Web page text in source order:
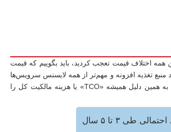
دارد. اگر از این همه اختلاف قیمت تعجب کردید، باید بگوییم که قیمت
تغذیه افزونه و مهم‌تر از همه لایسنس‌ سرویس‌ها
(IPS/AV/URL Filter/Sandbox) و پشتیبانی (۸×۵ یا ۲۴×۷، مدت ۱/۳/۵ سال) روی رقم تمام‌شده اثر می‌گذارند. به‌ همین دلیل همیشه «TCO» یا هزینه مالکیت کل را
طی ۳ تا ۵ سال